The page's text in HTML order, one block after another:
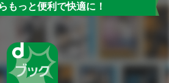
もっと便利で快適に！